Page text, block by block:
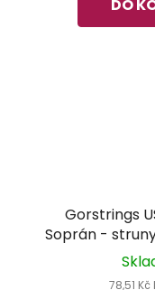
DO
Gorstrings
Soprán -
78,51 Kč